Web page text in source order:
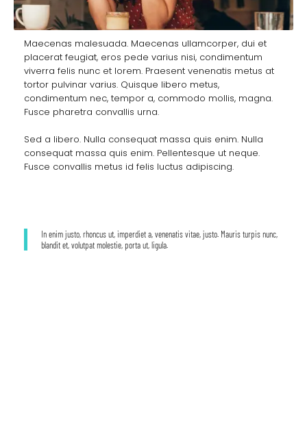
Maecenas malesuada. Maecenas ullamcorper, dui et
placerat feugiat, eros pede varius nisi, condimentum
viverra felis nunc et lorem. Praesent venenatis metus at
tortor pulvinar varius. Quisque libero metus,
condimentum nec, tempor a, commodo mollis, magna.
Fusce pharetra convallis urna.
Sed a libero. Nulla consequat massa quis enim. Nulla
consequat massa quis enim. Pellentesque ut neque.
Fusce convallis metus id felis luctus adipiscing.
In enim justo, rhoncus ut, imperdiet a, venenatis vitae, justo. Mauris turpis nunc,
blandit et, volutpat molestie, porta ut, ligula.